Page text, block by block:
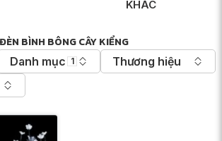
KHÁC
ĐÈN BÌNH BÔNG CÂY KIỂNG
Danh mục 1
Thương hiệu